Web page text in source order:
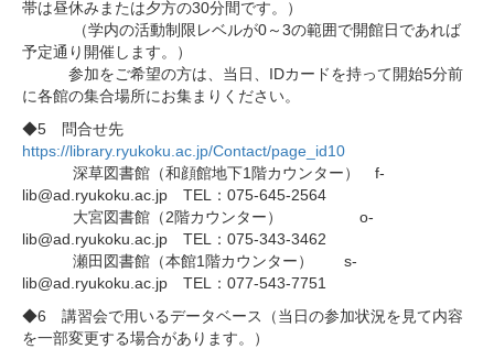
帯は昼休みまたは夕方の30分間です。）
（学内の活動制限レベルが0～3の範囲で開館日であれば
予定通り開催します。）
参加をご希望の方は、当日、IDカードを持って開始5分前
に各館の集合場所にお集まりください。
◆5 問合せ先
https://library.ryukoku.ac.jp/Contact/page_id10
深草図書館（和顔館地下1階カウンター） f-
lib@ad.ryukoku.ac.jp TEL：075-645-2564
大宮図書館（2階カウンター） o-
lib@ad.ryukoku.ac.jp TEL：075-343-3462
瀬田図書館（本館1階カウンター） s-
lib@ad.ryukoku.ac.jp TEL：077-543-7751
◆6 講習会で用いるデータベース（当日の参加状況を見て内容
を一部変更する場合があります。）